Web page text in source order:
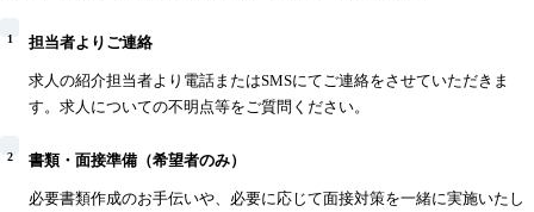
1 担当者よりご連絡
求人の紹介担当者より電話またはSMSにてご連絡をさせていただきま
す。求人についての不明点等をご質問ください。
2 書類・面接準備（希望者のみ）
必要書類作成のお手伝いや、必要に応じて面接対策を一緒に実施いたし